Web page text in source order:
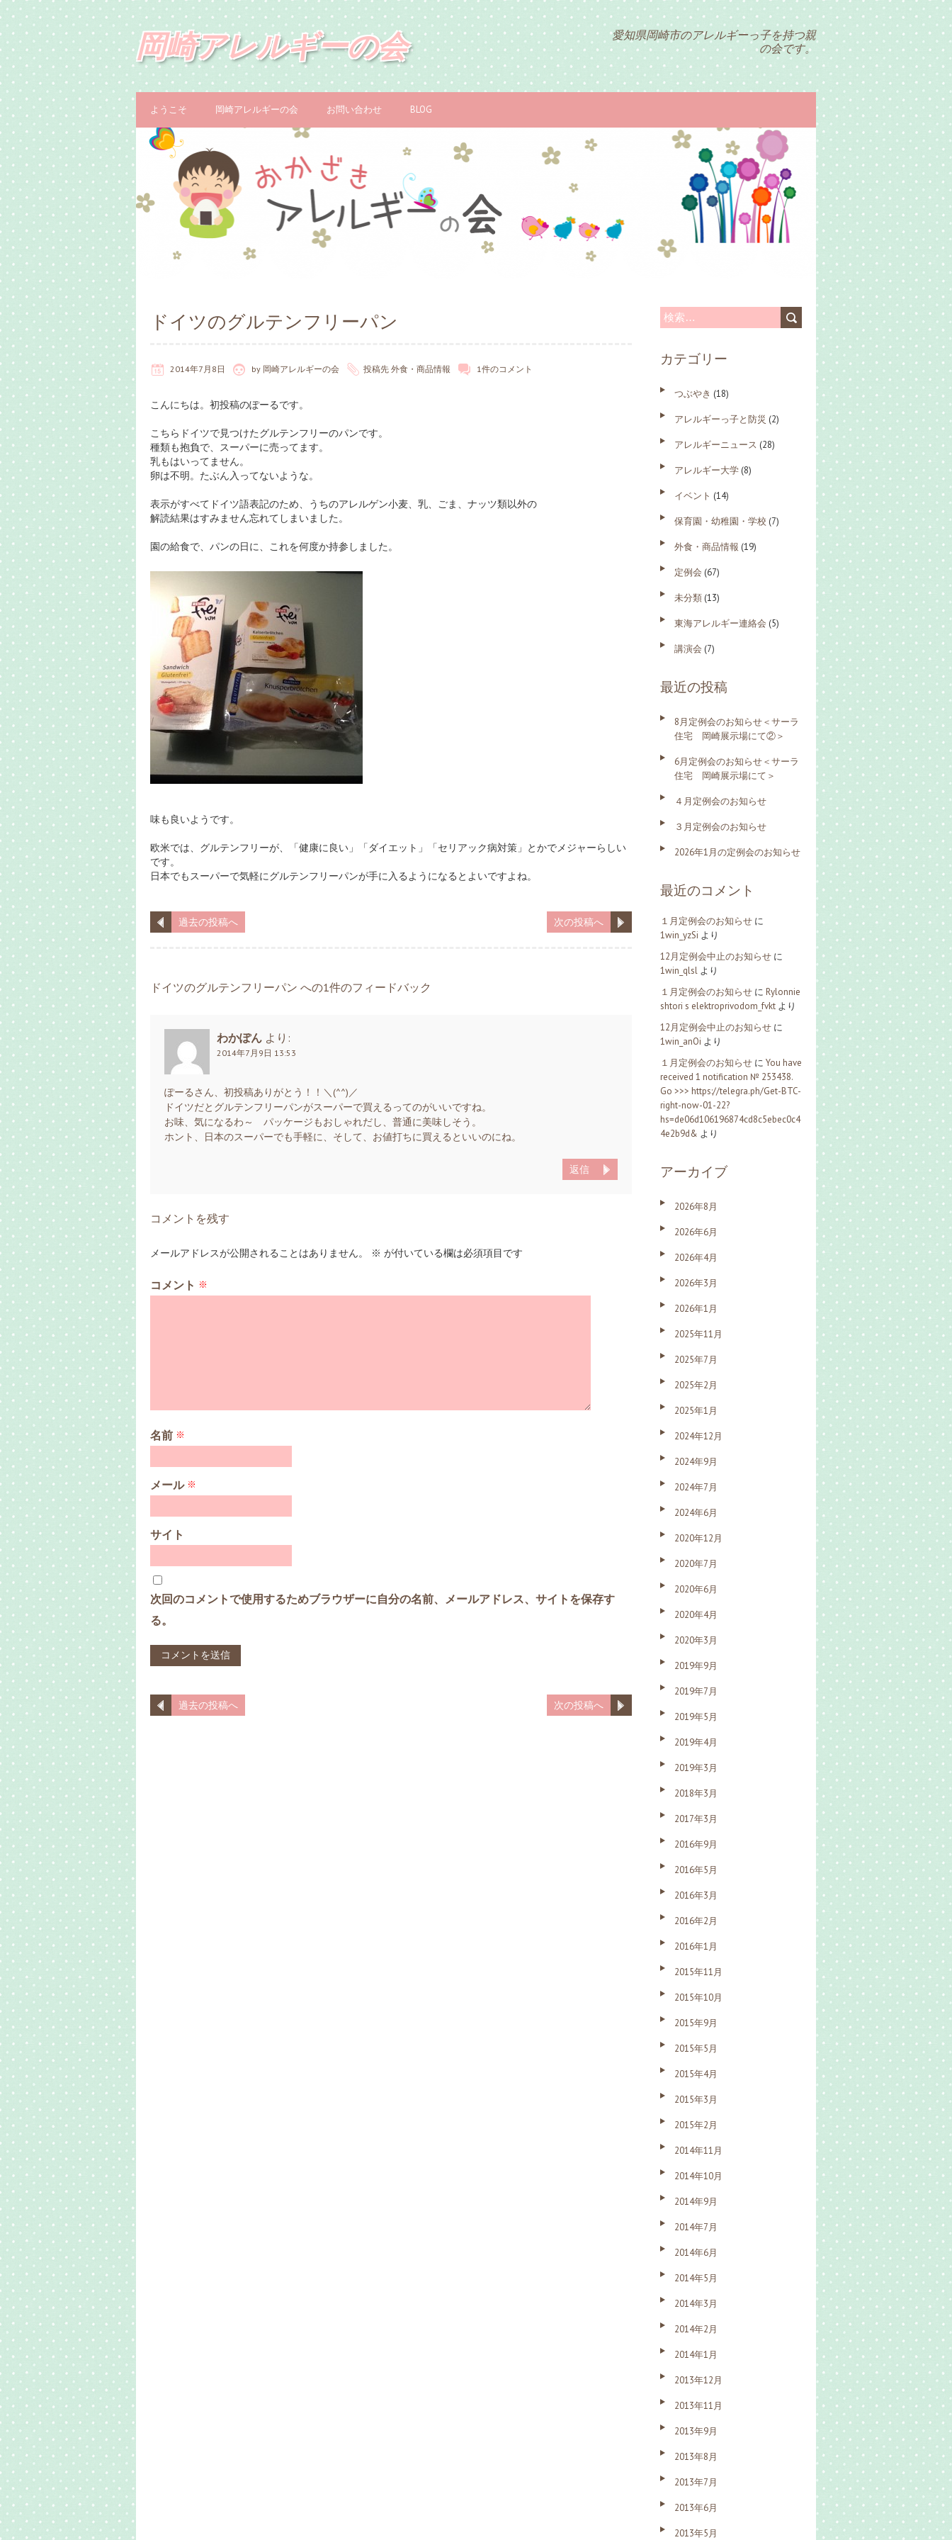
岡崎アレルギーの会
愛知県岡崎市のアレルギーっ子を持つ親
の会です。
ようこそ 岡崎アレルギーの会 お問い合わせ BLOG
ドイツのグルテンフリーパン
2014年7月8日 by 岡崎アレルギーの会 投稿先 外食・商品情報 1件のコメント
こんにちは。初投稿のぽーるです。
こちらドイツで見つけたグルテンフリーのパンです。
種類も抱負で、スーパーに売ってます。
乳もはいってません。
卵は不明。たぶん入ってないような。
表示がすべてドイツ語表記のため、うちのアレルゲン小麦、乳、ごま、ナッツ類以外の
解読結果はすみません忘れてしまいました。
園の給食で、パンの日に、これを何度か持参しました。
味も良いようです。
欧米では、グルテンフリーが、「健康に良い」「ダイエット」「セリアック病対策」とかでメジャーらしい
です。
日本でもスーパーで気軽にグルテンフリーパンが手に入るようになるとよいですよね。
過去の投稿へ 次の投稿へ
ドイツのグルテンフリーパン への1件のフィードバック
わかぽん より:
2014年7月9日 13:53
ぽーるさん、初投稿ありがとう！！＼(^^)／
ドイツだとグルテンフリーパンがスーパーで買えるってのがいいですね。
お味、気になるわ～ パッケージもおしゃれだし、普通に美味しそう。
ホント、日本のスーパーでも手軽に、そして、お値打ちに買えるといいのにね。
返信
コメントを残す
メールアドレスが公開されることはありません。 ※ が付いている欄は必須項目です
コメント ※
名前 ※
メール ※
サイト
次回のコメントで使用するためブラウザーに自分の名前、メールアドレス、サイトを保存す
る。
過去の投稿へ 次の投稿へ
検
カテゴリー
つぶやき (18)
アレルギーっ子と防災 (2)
アレルギーニュース (28)
アレルギー大学 (8)
イベント (14)
保育園・幼稚園・学校 (7)
外食・商品情報 (19)
定例会 (67)
未分類 (13)
東海アレルギー連絡会 (5)
講演会 (7)
最近の投稿
8月定例会のお知らせ＜サーラ
住宅 岡崎展示場にて②＞
6月定例会のお知らせ＜サーラ
住宅 岡崎展示場にて＞
４月定例会のお知らせ
３月定例会のお知らせ
2026年1月の定例会のお知らせ
最近のコメント
１月定例会のお知らせ に
1win_yzSi より
12月定例会中止のお知らせ に
1win_qlsl より
１月定例会のお知らせ に Rylonnie
shtori s elektroprivodom_fvkt より
12月定例会中止のお知らせ に
1win_anOi より
１月定例会のお知らせ に You have
received 1 notification № 253438.
Go >>> https://telegra.ph/Get-BTC-
right-now-01-22?
hs=de06d106196874cd8c5ebec0c4
4e2b9d& より
アーカイブ
2026年8月
2026年6月
2026年4月
2026年3月
2026年1月
2025年11月
2025年7月
2025年2月
2025年1月
2024年12月
2024年9月
2024年7月
2024年6月
2020年12月
2020年7月
2020年6月
2020年4月
2020年3月
2019年9月
2019年7月
2019年5月
2019年4月
2019年3月
2018年3月
2017年3月
2016年9月
2016年5月
2016年3月
2016年2月
2016年1月
2015年11月
2015年10月
2015年9月
2015年5月
2015年4月
2015年3月
2015年2月
2014年11月
2014年10月
2014年9月
2014年7月
2014年6月
2014年5月
2014年3月
2014年2月
2014年1月
2013年12月
2013年11月
2013年9月
2013年8月
2013年7月
2013年6月
2013年5月